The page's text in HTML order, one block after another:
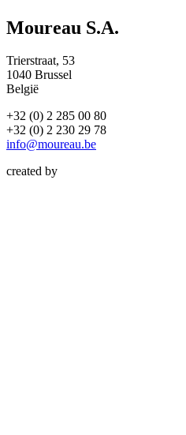
Moureau S.A.
Trierstraat, 53
1040 Brussel
België
+32 (0) 2 285 00 80
+32 (0) 2 230 29 78
info@moureau.be
created by